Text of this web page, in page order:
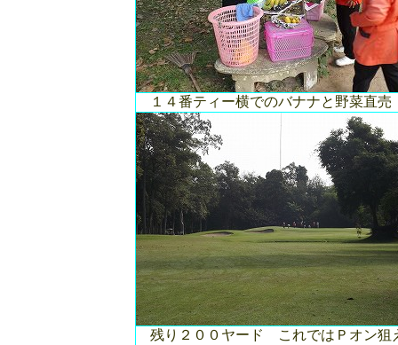
１４番ティー横でのバナナと野菜直売
残り２００ヤード これではＰオン狙